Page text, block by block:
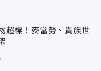
超標！麥當勞、貴族世